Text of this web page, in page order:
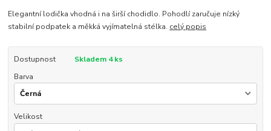
Elegantní lodička vhodná i na širší chodidlo. Pohodlí zaručuje nízký
stabilní podpatek a měkká vyjímatelná stélka. celý popis
Dostupnost
Skladem 4 ks
Barva
Velikost